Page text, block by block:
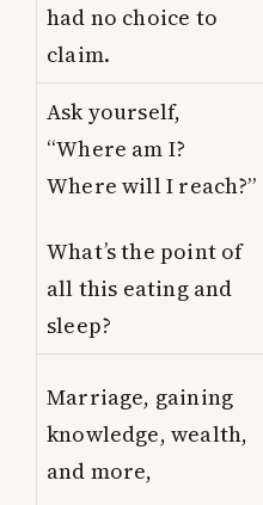
had no choice to
claim.
Ask yourself,
“Where am I?
Where will I reach?”
What’s the point of
all this eating and
sleep?
Marriage, gaining
knowledge, wealth,
and more,